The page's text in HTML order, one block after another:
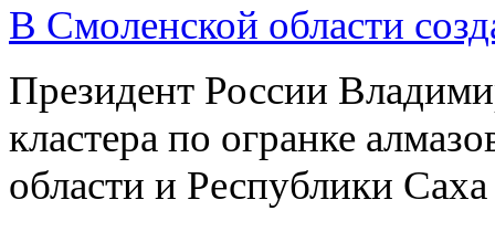
В Смоленской области
Президент России
кластера по огранке
области и Республики